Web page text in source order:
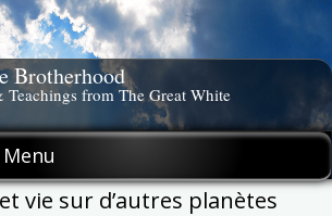
Brotherhood
Teachings from The Great White
vie sur d’autres planètes